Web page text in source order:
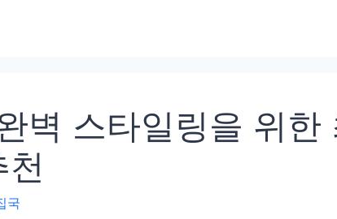
벽 스타일링을 위한
국